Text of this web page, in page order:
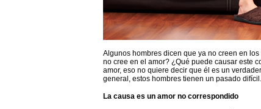
Algunos hombres dicen que ya no creen en
no cree en el amor? ¿Qué puede causar este
amor, eso no quiere decir que él es un
general, estos hombres tienen un pasado difícil.
La causa es un amor no correspondido